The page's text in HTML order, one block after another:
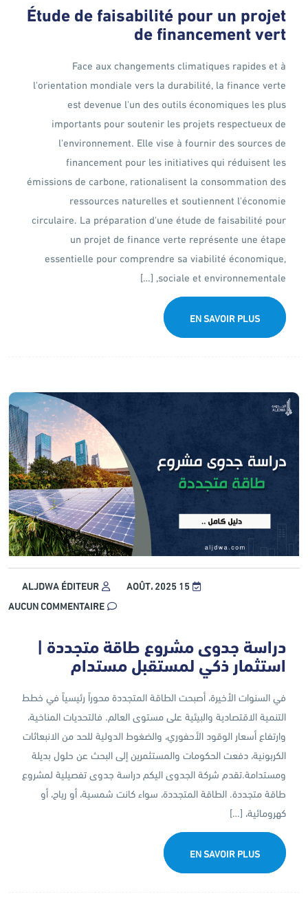
Étude de faisabilité pour un projet
de financement vert
Face aux changements climatiques rapides et à
l'orientation mondiale vers la durabilité, la finance verte
est devenue l'un des outils économiques les plus
importants pour soutenir les projets respectueux de
l'environnement. Elle vise à fournir des sources de
financement pour les initiatives qui réduisent les
émissions de carbone, rationalisent la consommation des
ressources naturelles et soutiennent l'économie
circulaire. La préparation d'une étude de faisabilité pour
un projet de finance verte représente une étape
essentielle pour comprendre sa viabilité économique,
sociale et environnementale, […]
EN SAVOIR PLUS
15 AOÛT، 2025
ALJDWA ÉDITEUR
AUCUN COMMENTAIRE
دراسة جدوى مشروع طاقة متجددة |
استثمار ذكي لمستقبل مستدام
في السنوات الأخيرة، أصبحت الطاقة المتجددة محوراً رئيسياً في خطط
التنمية الاقتصادية والبيئية على مستوى العالم. فالتحديات المناخية،
وارتفاع أسعار الوقود الأحفوري، والضغوط الدولية للحد من الانبعاثات
الكربونية، دفعت الحكومات والمستثمرين إلى البحث عن حلول بديلة
ومستدامة.تقدم شركة الجدوى اليكم دراسة جدوى تفصيلية لمشروع
طاقة متجددة. الطاقة المتجددة، سواء كانت شمسية، أو رياح، أو
كهرومائية، […]
EN SAVOIR PLUS